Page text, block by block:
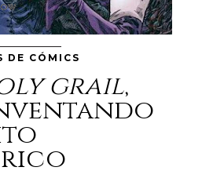
DE CÓMICS
grail,